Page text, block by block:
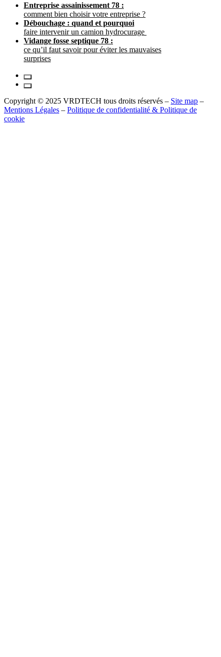
Entreprise assainissement 78 :
comment bien choisir votre entreprise ?
Débouchage : quand et pourquoi
faire intervenir un camion hydrocurage
Vidange fosse septique 78 :
ce qu’il faut savoir pour éviter les mauvaises
surprises
Copyright © 2025 VRDTECH tous droits réservés – Site map –
Mentions Légales – Politique de confidentialité & Politique de
cookie